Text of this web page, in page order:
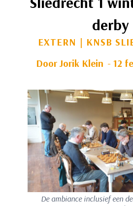
derby
EXTERN | KNSB
DoorJorik Klein 12
De ambiance inclusief een